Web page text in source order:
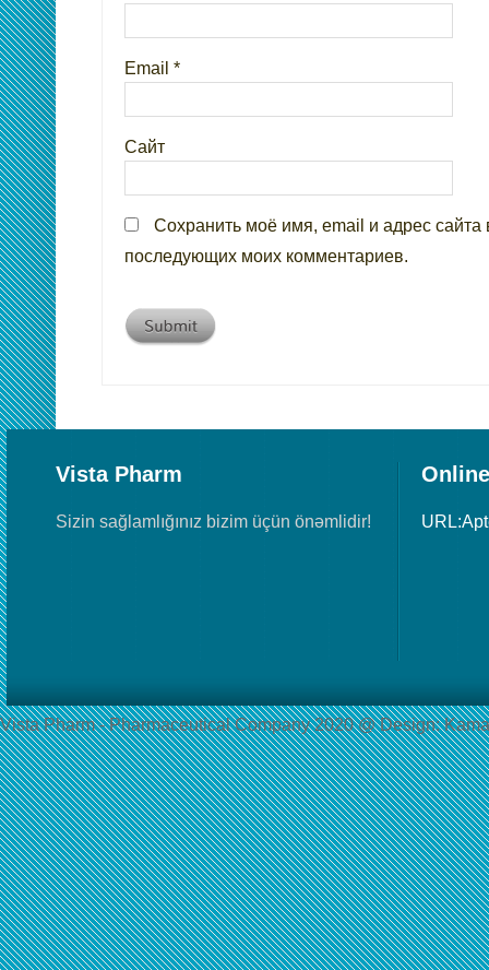
Email *
Сайт
Сохранить моё имя, email и адрес сайта
последующих моих комментариев.
Vista Pharm
Sizin sağlamlığınız bizim üçün önəmlidir!
Vista Pharm - Pharmaceutical Сompany 2020 @ Design: